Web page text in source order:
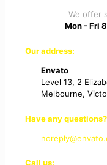
We offer
Mon - Fri
Our address:
Envato
Level 13, 2
Melbourne,
Have any questions?
Call us: